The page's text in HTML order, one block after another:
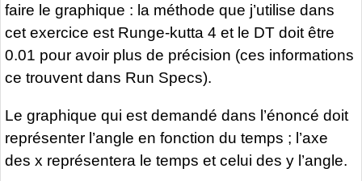
faire le graphique : la méthode que j’utilise dans
cet exercice est Runge-kutta 4 et le DT doit être
0.01 pour avoir plus de précision (ces informations
ce trouvent dans Run Specs).
Le graphique qui est demandé dans l’énoncé doit
représenter l’angle en fonction du temps ; l’axe
des x représentera le temps et celui des y l’angle.